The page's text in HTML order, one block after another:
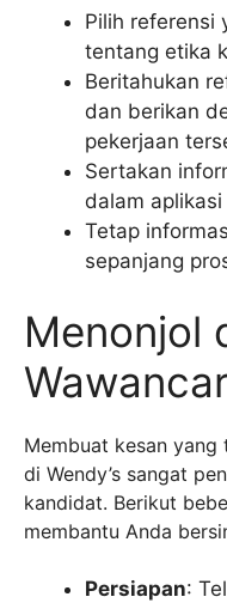
Pilih referensi
tentang etika
Beritahukan
dan berikan
pekerjaan
Sertakan
dalam
Tetap
sepanjang
Menonjol
Membuat kesan yang
di Wendy’s sangat
kandidat. Berikut
membantu Anda
Persiapan: